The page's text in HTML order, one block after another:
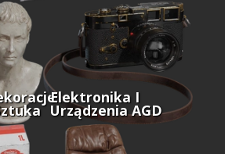
Elektronika I
Urządzenia AGD